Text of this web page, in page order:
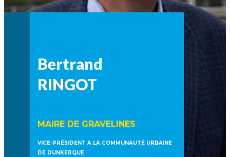
Bertrand
RINGOT
MAIRE DE GRAVELINES
VICE-PRÉSIDENT A LA COMMUNAUTÉ URBAINE
DE DUNKERQUE